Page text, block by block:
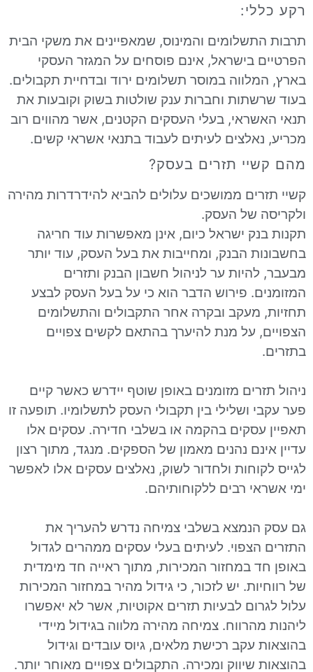
והמינוס, שמאפיינים את משקי הבית
בישראל, אינם פוסחים על המגזר העסקי
במוסר תשלומים ירוד ובדחיית תקבולים.
וחברות ענק שולטות בשוק וקובעות את
בעלי העסקים הקטנים, אשר מהווים רוב
לעיתים לעבוד בתנאי אשראי קשים.
תזרים בעסק?
ממושכים עלולים להביא להידרדרות מהירה
של העסק.
ישראל כיום, אינן מאפשרות עוד חריגה
הבנק, ומחייבות את בעל העסק, עוד יותר
ער לניהול חשבון הבנק ותזרים
פירוש הדבר הוא כי על בעל העסק לבצע
מעקב ובקרה אחר התקבולים והתשלומים
על מנת להיערך בהתאם לקשים צפויים
מזומנים באופן שוטף יידרש כאשר קיים
ושלילי בין תקבולי העסק לתשלומיו. תופעה זו
בהקמה או בשלבי חדירה. עסקים אלו
נהנים מאמון של הספקים. מנגד, מתוך רצון
ולחדור לשוק, נאלצים עסקים אלו לאפשר
רבים ללקוחותיהם.
בשלבי צמיחה נדרש להעריך את
לעיתים בעלי עסקים ממהרים לגדול
במחזור המכירות, מתוך ראייה חד מימדית
יש לזכור, כי גידול מהיר במחזור המכירות
לבעיות תזרים אקוטיות, אשר לא יאפשרו
צמיחה מהירה מלווה בגידול מיידי
עקב רכישת מלאים, גיוס עובדים וגידול
שיווק ומכירה. התקבולים צפויים מאוחר יותר.